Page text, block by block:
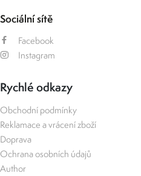
Sociální sítě
Facebook
Instagram
Rychlé odkazy
Obchodní podmínky
Reklamace a vrácení zboží
Doprava
Ochrana osobních údajů
Author